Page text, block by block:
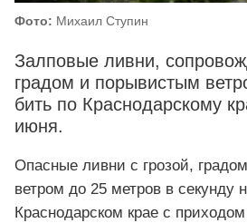
Фото: Михаил Ступин
Залповые ливни,
градом и порывистым
бить по Краснодарскому
июня.
Опасные ливни с грозой,
ветром до 25 метров в секунду
Краснодарском крае с